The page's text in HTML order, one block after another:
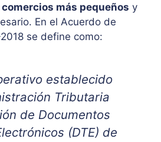
más pequeños y
En el Acuerdo de
se define como:
establecido
Tributaria
de Documentos
(DTE) de